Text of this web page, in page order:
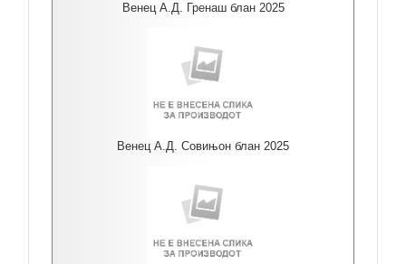
Венец А.Д. Гренаш блан 2025
Венец А.Д. Совињон блан 2025